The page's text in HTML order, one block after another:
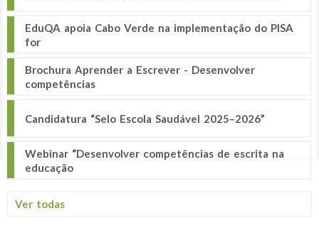
EduQA apoia Cabo Verde na implementação do PISA
for
Brochura Aprender a Escrever - Desenvolver
competências
Candidatura “Selo Escola Saudável 2025–2026”
Webinar “Desenvolver competências de escrita na
educação
Ver todas